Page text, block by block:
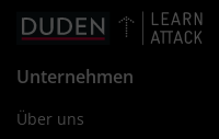
Unternehmen
Über uns